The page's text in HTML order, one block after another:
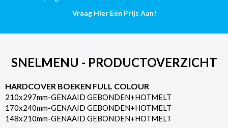
Vraag Hier Een Prijs Aan!
SNELMENU - PRODUCTOVERZICHT
HARDCOVER BOEKEN FULL COLOUR
210x297mm-GENAAID GEBONDEN+HOTMELT
170x240mm-GENAAID GEBONDEN+HOTMELT
148x210mm-GENAAID GEBONDEN+HOTMELT